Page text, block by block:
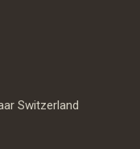
Switzerland